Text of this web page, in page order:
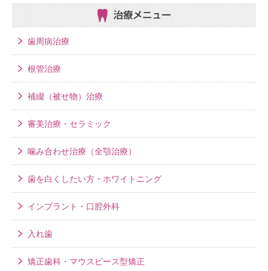
治療メニュー
歯周病治療
根管治療
補綴（被せ物）治療
審美治療・セラミック
噛み合わせ治療（全顎治療）
歯を白くしたい方・ホワイトニング
インプラント・口腔外科
入れ歯
矯正歯科・マウスピース型矯正